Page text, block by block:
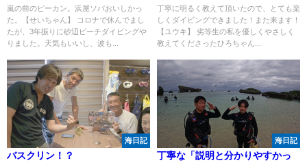
嵐の前のピーカン。浜屋ソバおいしかっ
た。【せいちゃん】 コロナで休んでまし
たが、3年振りに砂辺ビーチダイビングや
りました。天気もいいし、波も...
丁寧に明るく教えて頂いたので、とても楽
しくダイビングできました！また来ます！
【ユウキ】 劣等生の私を優しくやさしく
教えてくださったひろちゃん...
海日記
バスクリン！？
海日記
丁寧な「説明と分かりやすかっ